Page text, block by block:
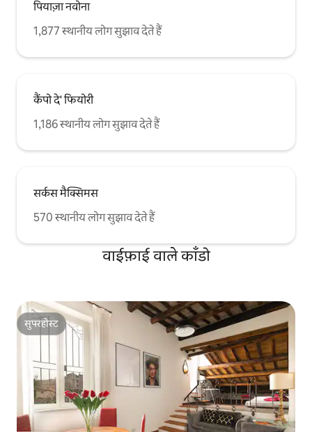
पियाज़ा नवोना
1,877 स्थानीय लोग सुझाव देते हैं
कैंपो दे' फियोरी
1,186 स्थानीय लोग सुझाव देते हैं
सर्कस मैक्सिमस
570 स्थानीय लोग सुझाव देते हैं
वाईफ़ाई वाले काँडो
सुपरहोस्ट
सुपरहोस्ट